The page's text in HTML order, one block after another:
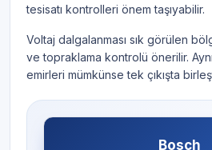
tesisatı kontrolleri önem taşıyabilir.
Voltaj dalgalanması sık görülen
ve topraklama kontrolü önerilir.
emirleri mümkünse tek çıkışta
Bosch